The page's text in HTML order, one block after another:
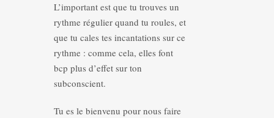
L’important est que tu trouves un
rythme régulier quand tu roules, et
que tu cales tes incantations sur ce
rythme : comme cela, elles font
bcp plus d’effet sur ton
subconscient.
Tu es le bienvenu pour nous faire